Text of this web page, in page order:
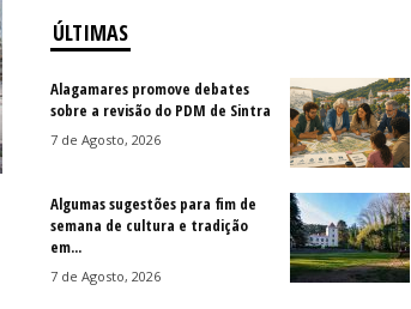
ÚLTIMAS
Alagamares promove debates
sobre a revisão do PDM de Sintra
7 de Agosto, 2026
Algumas sugestões para fim de
semana de cultura e tradição
em...
7 de Agosto, 2026